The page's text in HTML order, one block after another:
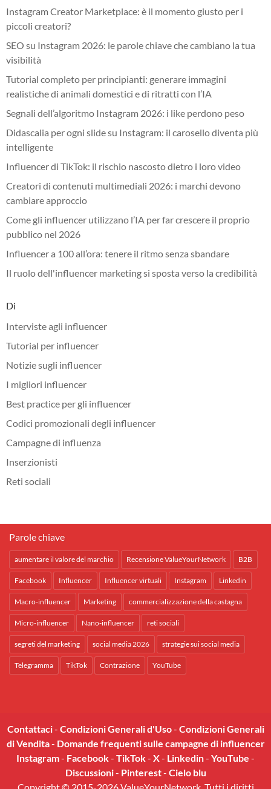
Instagram Creator Marketplace: è il momento giusto per i
piccoli creatori?
SEO su Instagram 2026: le parole chiave che cambiano la tua
visibilità
Tutorial completo per principianti: generare immagini
realistiche di animali domestici e di ritratti con l’IA
Segnali dell’algoritmo Instagram 2026: i like perdono peso
Didascalia per ogni slide su Instagram: il carosello diventa più
intelligente
Influencer di TikTok: il rischio nascosto dietro i loro video
Creatori di contenuti multimediali 2026: i marchi devono
cambiare approccio
Come gli influencer utilizzano l’IA per far crescere il proprio
pubblico nel 2026
Influencer a 100 all’ora: tenere il ritmo senza sbandare
Il ruolo dell'influencer marketing si sposta verso la credibilità
Di
Interviste agli influencer
Tutorial per influencer
Notizie sugli influencer
I migliori influencer
Best practice per gli influencer
Codici promozionali degli influencer
Campagne di influenza
Inserzionisti
Reti sociali
Parole chiave
aumentare il valore del marchio Recensione ValueYourNetwork B2B
Facebook Influencer Influencer virtuali Instagram Linkedin
Macro-influencer Marketing commercializzazione della castagna
Micro-influencer Nano-influencer reti sociali
segreti del marketing social media 2026 strategie sui social media
Telegramma TikTok Contrazione YouTube
Contattaci- Condizioni Generali d'Uso- Condizioni Generali
di Vendita- Domande frequenti sulle campagne di influencer
Instagram- Facebook- TikTok- X- Linkedin- YouTube -
Discussioni- Pinterest- Cielo blu